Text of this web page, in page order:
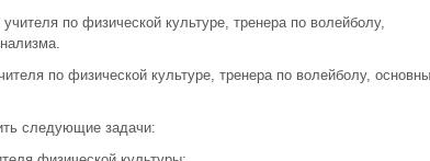
по физической культуре, тренера по волейболу,
по физической культуре, тренера по волейболу,
следующие задачи: